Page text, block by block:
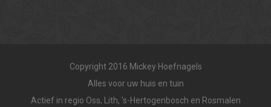
Copyright 2016 Mickey Hoefnagels
Alles voor uw huis en tuin
Actief in regio Oss, Lith, 's-Hertogenbosch en Rosmalen